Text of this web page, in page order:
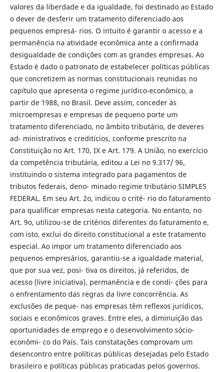
valores da liberdade e da igualdade, foi destinado ao Estado
o dever de desferir um tratamento diferenciado aos
pequenos empresá- rios. O intuito é garantir o acesso e a
permanência na atividade econômica ante a confirmada
desigualdade de condições com as grandes empresas. Ao
Estado é dado o patronato de estabelecer políticas públicas
que concretizem as normas constitucionais reunidas no
capítulo que apresenta o regime jurídico-econômico, a
partir de 1988, no Brasil. Deve assim, conceder às
microempresas e empresas de pequeno porte um
tratamento diferenciado, no âmbito tributário, de deveres
ad- ministrativos e creditícios, conforme prescrito na
Constituição no Art. 170, IX e Art. 179. A União, no exercício
da competência tributária, editou a Lei no 9.317/ 96,
instituindo o sistema integrado para pagamentos de
tributos federais, deno- minado regime tributário SIMPLES
FEDERAL. Em seu Art. 2o, indicou o crité- rio do faturamento
para qualificar empresas nesta categoria. No entanto, no
Art. 9o, utilizou-se de critérios diferentes do faturamento e,
com isto, exclui do direito constitucional a este tratamento
especial. Ao impor um tratamento diferenciado aos
pequenos empresários, garantiu-se a igualdade material,
que por sua vez, posi- tiva os direitos, já referidos, de
acesso (livre iniciativa), permanência e de condi- ções para
o enfrentamento das regras da livre concorrência. As
exclusões de peque- nas empresas têm reflexos jurídicos,
sociais e econômicos graves. Entre eles, a diminuição das
oportunidades de emprego e o desenvolvimento sócio-
econômi- co do País. Tais constatações comprovam um
desencontro entre políticas públicas desejadas pelo Estado
brasileiro e políticas públicas praticadas pelos governos.